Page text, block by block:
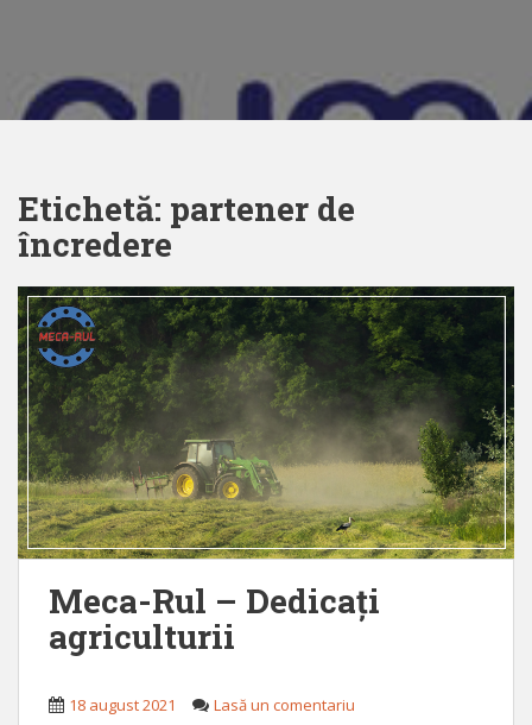
Etichetă: partener de
încredere
Meca-Rul – Dedicați
agriculturii
18 august 2021 Lasă un comentariu